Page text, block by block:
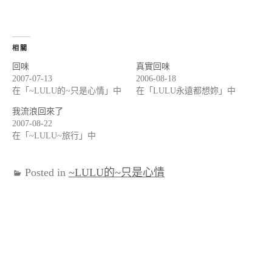
相關
回味
2007-07-13
在「~LULU的~只是心情」中
真實回味
2006-08-18
在「LULU永遠都想妳」中
我流浪回來了
2007-08-22
在「~LULU~旅行」中
Posted in ~LULU的~只是心情